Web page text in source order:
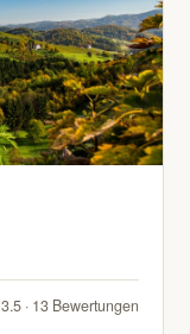
3.5 · 13 Bewertungen